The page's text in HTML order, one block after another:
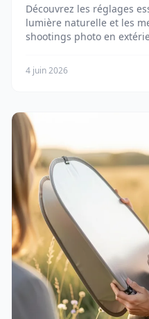
Découvrez les réglages
lumière naturelle et les
shootings photo en
4 juin 2026